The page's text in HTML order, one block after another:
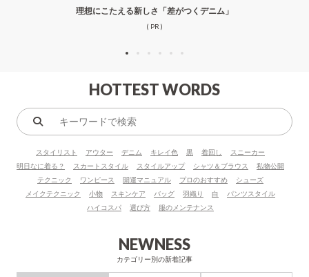
理想にこたえる新しさ「差がつくデニム」
( PR )
HOTTEST WORDS
キ
ワ
ー
ド
で
スタイリスト アウター デニム キレイ色 黒 着回し
スニーカー
明日なに着る？
スカートスタイル スタイルアップ シャツ＆ブラウス
私物公開
テクニック
ワンピース 開運マニュアル プロのおすすめ
シューズ
メイクテクニック
小物 スキンケア バッグ 羽織り 白
パンツスタイル
ハイコスパ
選び方 服のメンテナンス
NEWNESS
カテゴリー別の新着記事